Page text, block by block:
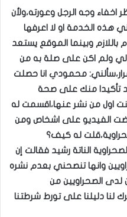
وجه الرجل وعورته،ولأن
هذه الخدمة او لا اعرفها
وبينما الموقع يستعد
ولم اكن على صلة به من
محمودي انا حصلت
تأكيدا منك على صحة
اول من نشر عنها،اقسمت له
الفيديو على اشخاص ومن
له كيف؟
الناتة رشيد فقالت إن
وانها تنصحني بعدم نشره
لدى الصحراويين من
دليلنا على تورط شرطتنا